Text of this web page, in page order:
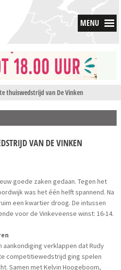
MENU
thuiswedstrijd van De Vinken
VAN DE VINKEN
goede zaken gedaan. Tegen het
was het één helft spannend. Na
een kwartier droog. De intussen
voor de Vinkeveense winst: 16-14.
aankondiging verklappen dat Rudy
competitiewedstrijd ging spelen
Samen met Kelvin Hoogeboom,